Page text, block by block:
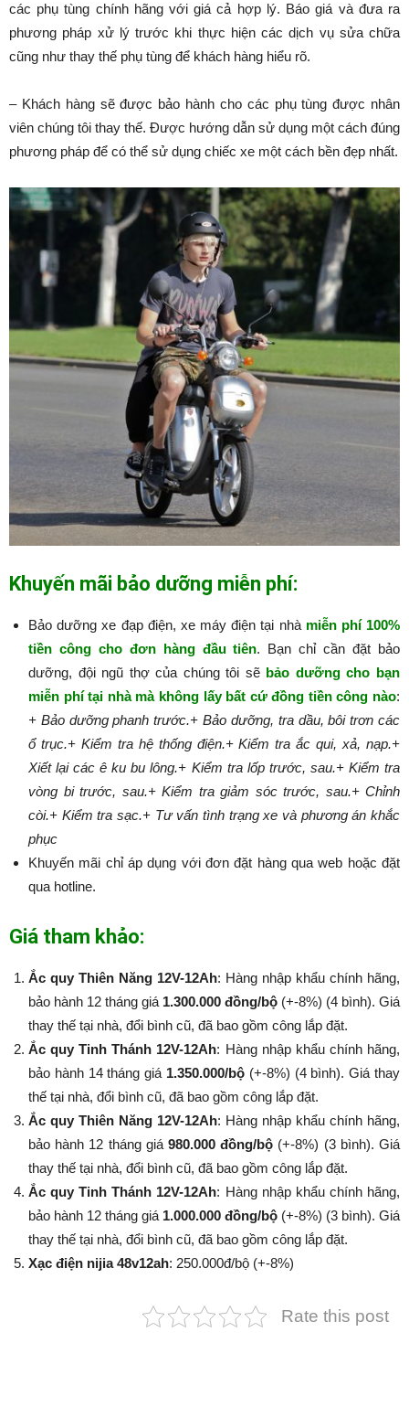
các phụ tùng chính hãng với giá cả hợp lý. Báo giá và đưa ra
phương pháp xử lý trước khi thực hiện các dịch vụ sửa chữa
cũng như thay thế phụ tùng để khách hàng hiểu rõ.
– Khách hàng sẽ được bảo hành cho các phụ tùng được nhân
viên chúng tôi thay thế. Được hướng dẫn sử dụng một cách đúng
phương pháp để có thể sử dụng chiếc xe một cách bền đẹp nhất.
Khuyến mãi bảo dưỡng miễn phí:
Bảo dưỡng xe đạp điện, xe máy điện tại nhà miễn phí 100%
tiền công cho đơn hàng đầu tiên. Bạn chỉ cần đặt bảo
dưỡng, đội ngũ thợ của chúng tôi sẽ bảo dưỡng cho bạn
miễn phí tại nhà mà không lấy bất cứ đồng tiền công nào:​​​​​
+ Bảo dưỡng phanh trước.+ Bảo dưỡng, tra dầu, bôi trơn các
ổ trục.+ Kiểm tra hệ thống điện.+ Kiểm tra ắc qui, xả, nạp.+
Xiết lại các ê ku bu lông.+ Kiểm tra lốp trước, sau.+ Kiểm tra
vòng bi trước, sau.+ Kiểm tra giảm sóc trước, sau.+ Chỉnh
còi.+ Kiểm tra sạc.+ Tư vấn tình trạng xe và phương án khắc
phục
Khuyến mãi chỉ áp dụng với đơn đặt hàng qua web hoặc đặt
qua hotline.
Giá tham khảo:
Ắc quy Thiên Năng 12V-12Ah: Hàng nhập khẩu chính hãng,
bảo hành 12 tháng giá 1.300.000 đồng/bộ (+-8%) (4 bình). Giá
thay thế tại nhà, đổi bình cũ, đã bao gồm công lắp đặt.
Ắc quy Tinh Thánh 12V-12Ah: Hàng nhập khẩu chính hãng,
bảo hành 14 tháng giá 1.350.000/bộ (+-8%​​​​​​​) (4 bình). Giá thay
thế tại nhà, đổi bình cũ, đã bao gồm công lắp đặt.
Ắc quy Thiên Năng 12V-12Ah: Hàng nhập khẩu chính hãng,
bảo hành 12 tháng giá 980.000 đồng/bộ (+-8%​​​​​​​) (3 bình). Giá
thay thế tại nhà, đổi bình cũ, đã bao gồm công lắp đặt.
Ắc quy Tinh Thánh 12V-12Ah: Hàng nhập khẩu chính hãng,
bảo hành 12 tháng giá 1.000.000 đồng/bộ (+-8%​​​​​​​) (3 bình). Giá
thay thế tại nhà, đổi bình cũ, đã bao gồm công lắp đặt.
Xạc điện nijia 48v12ah: 250.000đ/bộ (+-8%​​​​​​​)
Rate this post